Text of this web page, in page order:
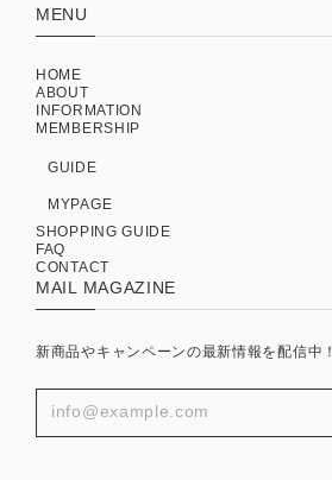
MENU
HOME
ABOUT
INFORMATION
MEMBERSHIP
GUIDE
MYPAGE
SHOPPING GUIDE
FAQ
CONTACT
MAIL MAGAZINE
新商品やキャンペーンの最新情報を配信中！